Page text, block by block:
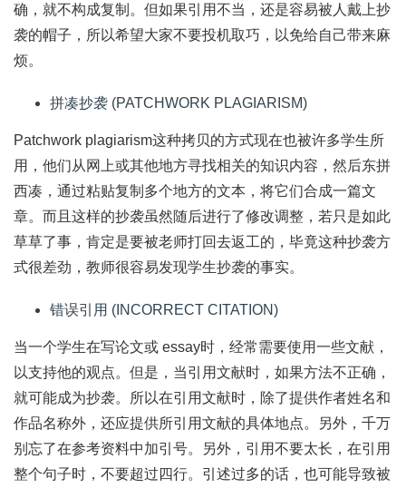
确，就不构成复制。但如果引用不当，还是容易被人戴上抄
袭的帽子，所以希望大家不要投机取巧，以免给自己带来麻
烦。
拼凑抄袭 (PATCHWORK PLAGIARISM)
Patchwork plagiarism这种拷贝的方式现在也被许多学生所
用，他们从网上或其他地方寻找相关的知识内容，然后东拼
西凑，通过粘贴复制多个地方的文本，将它们合成一篇文
章。而且这样的抄袭虽然随后进行了修改调整，若只是如此
草草了事，肯定是要被老师打回去返工的，毕竟这种抄袭方
式很差劲，教师很容易发现学生抄袭的事实。
错误引用 (INCORRECT CITATION)
当一个学生在写论文或 essay时，经常需要使用一些文献，
以支持他的观点。但是，当引用文献时，如果方法不正确，
就可能成为抄袭。所以在引用文献时，除了提供作者姓名和
作品名称外，还应提供所引用文献的具体地点。另外，千万
别忘了在参考资料中加引号。另外，引用不要太长，在引用
整个句子时，不要超过四行。引述过多的话，也可能导致被